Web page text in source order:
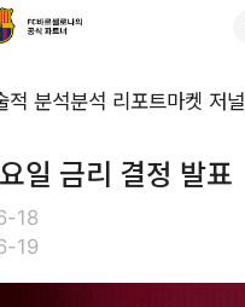
적 분석분석 리포트마켓 저널
일 금리 결정 발표
18
19